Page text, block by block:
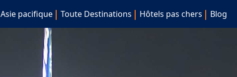
Asie pacifique Toute Destinations Hôtels pas chers Blog